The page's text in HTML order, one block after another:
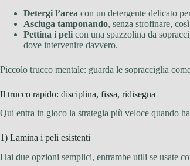
Detergi l’area con un detergente delicato
Asciuga tamponando, senza strofinare,
Pettina i peli con una spazzolina da
dove intervenire davvero.
Piccolo trucco mentale: guarda le sopracciglia
Il trucco rapido: disciplina, fissa, ridisegna
Qui entra in gioco la strategia più veloce quando
1) Lamina i peli esistenti
Hai due opzioni semplici, entrambe utili se usate